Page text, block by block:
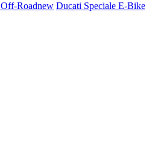
Off-Roadnew Ducati Speciale E-Bike